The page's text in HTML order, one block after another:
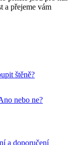
a přejeme vám
štěně?
nebo ne?